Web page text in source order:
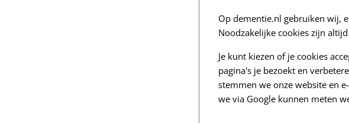
Op dementie.nl gebruiken wij,
Noodzakelijke cookies zijn
Je kunt kiezen of je cookies
pagina's je bezoekt en
stemmen we onze website en
we via Google kunnen meten